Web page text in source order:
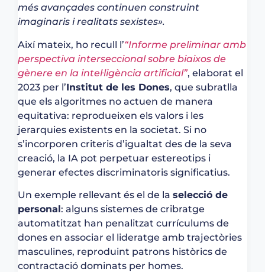
més avançades continuen construint
imaginaris i realitats sexistes».
Així mateix, ho recull l’“Informe preliminar amb
perspectiva interseccional sobre biaixos de
gènere en la intel·ligència artificial”, elaborat el
2023 per l’Institut de les Dones, que subratlla
que els algoritmes no actuen de manera
equitativa: reprodueixen els valors i les
jerarquies existents en la societat. Si no
s’incorporen criteris d’igualtat des de la seva
creació, la IA pot perpetuar estereotips i
generar efectes discriminatoris significatius.
Un exemple rellevant és el de la selecció de
personal: alguns sistemes de cribratge
automatitzat han penalitzat currículums de
dones en associar el lideratge amb trajectòries
masculines, reproduint patrons històrics de
contractació dominats per homes.